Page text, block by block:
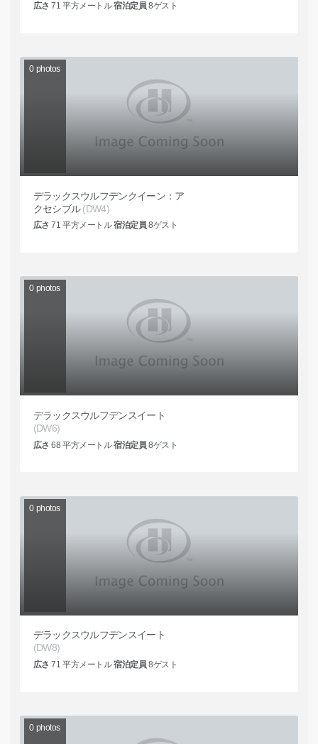
広さ 71 平方メートル宿泊定員 8ゲスト
0 photos
デラックスウルフデンクイーン：ア
クセシブル (DW4)
広さ 71 平方メートル宿泊定員 8ゲスト
0 photos
デラックスウルフデンスイート
(DW6)
広さ 68 平方メートル宿泊定員 8ゲスト
0 photos
デラックスウルフデンスイート
(DW8)
広さ 71 平方メートル宿泊定員 8ゲスト
0 photos